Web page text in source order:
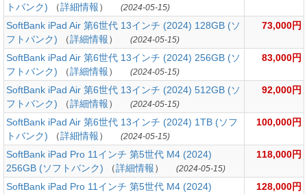
トバンク)
（詳細情報） (2024-05-15)
SoftBank iPad Air 第6世代 13インチ (2024) 128GB (ソ
フトバンク)
（詳細情報） (2024-05-15)
73,000円
SoftBank iPad Air 第6世代 13インチ (2024) 256GB (ソ
フトバンク)
（詳細情報） (2024-05-15)
83,000円
SoftBank iPad Air 第6世代 13インチ (2024) 512GB (ソ
フトバンク)
（詳細情報） (2024-05-15)
92,000円
SoftBank iPad Air 第6世代 13インチ (2024) 1TB (ソフ
トバンク)
（詳細情報） (2024-05-15)
100,000円
SoftBank iPad Pro 11インチ 第5世代 M4 (2024)
256GB (ソフトバンク)
（詳細情報） (2024-05-15)
118,000円
SoftBank iPad Pro 11インチ 第5世代 M4 (2024)
128,000円